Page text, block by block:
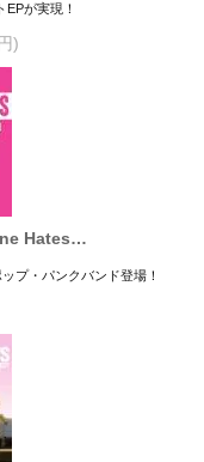
が実現！
)
Hates…
プ・パンクバンド登場！